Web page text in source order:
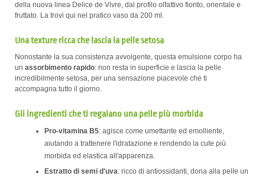
della nuova linea Delice de Vivre, dal profilo olfattivo fiorito, orientale e
fruttato. La trovi qui nel pratico vaso da 200 ml.
Una texture ricca che lascia la pelle setosa
Nonostante la sua consistenza avvolgente, questa emulsione corpo ha
un assorbimento rapido: non resta in superficie e lascia la pelle
incredibilmente setosa, per una sensazione piacevole che ti
accompagna tutto il giorno.
Gli ingredienti che ti regalano una pelle più morbida
Pro-vitamina B5: agisce come umettante ed emolliente,
aiutando a trattenere l'idratazione e rendendo la cute più
morbida ed elastica all'apparenza.
Estratto di semi d'uva: ricco di antiossidanti, dona alla pelle un